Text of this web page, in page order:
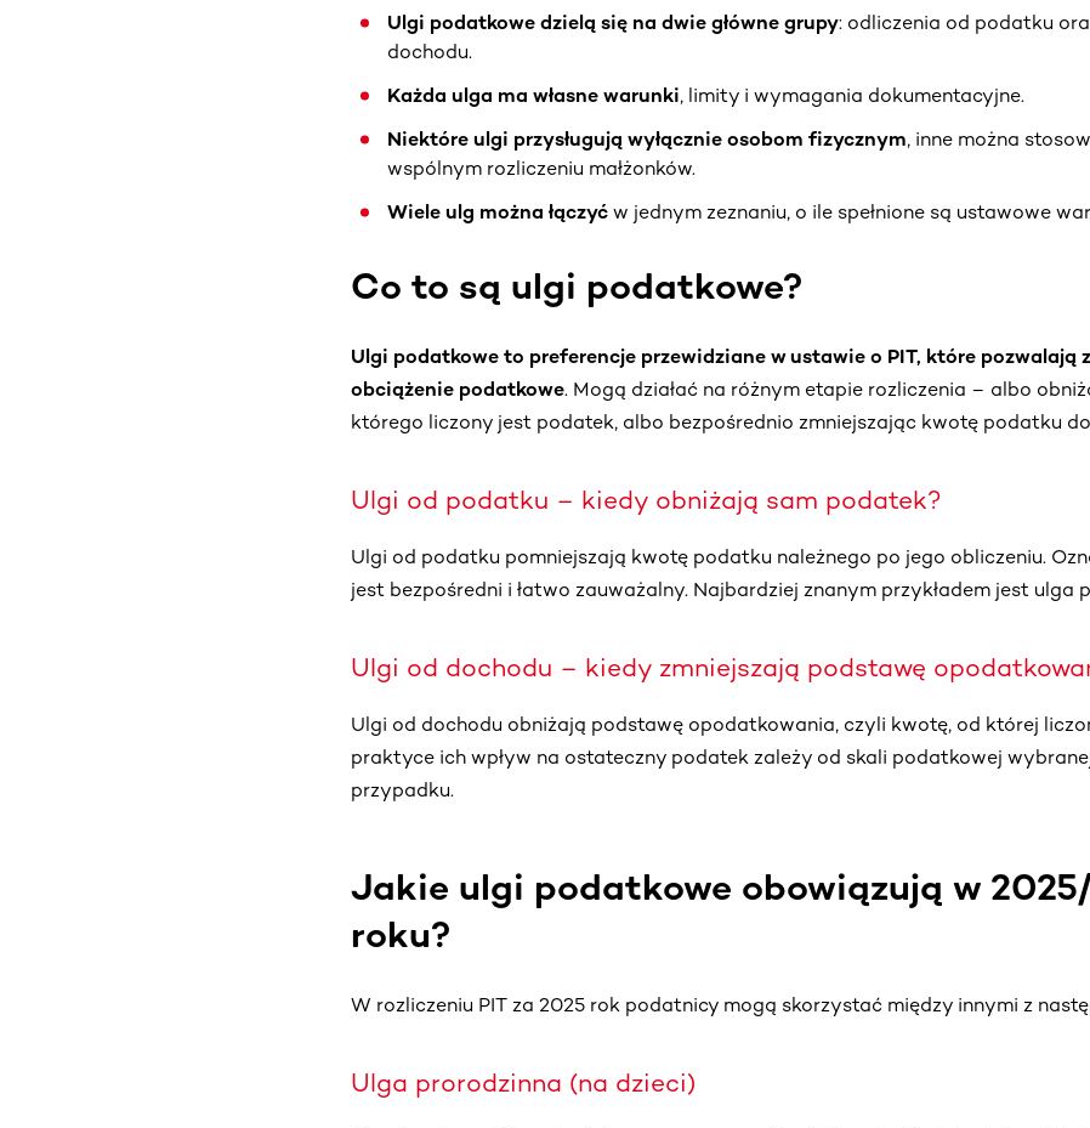
Ulgi podatkowe dzielą się na dwie główne grupy: odliczenia od podatku
dochodu.
Każda ulga ma własne warunki, limity i wymagania dokumentacyjne.
Niektóre ulgi przysługują wyłącznie osobom fizycznym, inne można
wspólnym rozliczeniu małżonków.
Wiele ulg można łączyć w jednym zeznaniu, o ile spełnione są ustawowe
Co to są ulgi podatkowe?
Ulgi podatkowe to preferencje przewidziane w ustawie o PIT, które pozwalają
obciążenie podatkowe. Mogą działać na różnym etapie rozliczenia – albo
którego liczony jest podatek, albo bezpośrednio zmniejszając kwotę podatku
Ulgi od podatku – kiedy obniżają sam podatek?
Ulgi od podatku pomniejszają kwotę podatku należnego po jego obliczeniu.
jest bezpośredni i łatwo zauważalny. Najbardziej znanym przykładem jest ulga
Ulgi od dochodu – kiedy zmniejszają podstawę
Ulgi od dochodu obniżają podstawę opodatkowania, czyli kwotę, od której
praktyce ich wpływ na ostateczny podatek zależy od skali podatkowej
przypadku.
Jakie ulgi podatkowe obowiązują w
roku?
W rozliczeniu PIT za 2025 rok podatnicy mogą skorzystać między innymi z
Ulga prorodzinna (na dzieci)